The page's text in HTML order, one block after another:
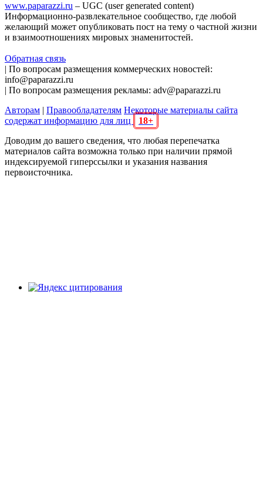
www.paparazzi.ru – UGC (user generated content)
Информационно-развлекательное сообщество, где любой
желающий может опубликовать пост на тему о частной жизни
и взаимоотношениях мировых знаменитостей.
Обратная связь
| По вопросам размещения коммерческих новостей:
info@paparazzi.ru
| По вопросам размещения рекламы: adv@paparazzi.ru
Авторам | Правообладателям Некоторые материалы сайта
содержат информацию для лиц
18+
Доводим до вашего сведения, что любая перепечатка
материалов сайта возможна только при наличии прямой
индексируемой гиперссылки и указания названия
первоисточника.